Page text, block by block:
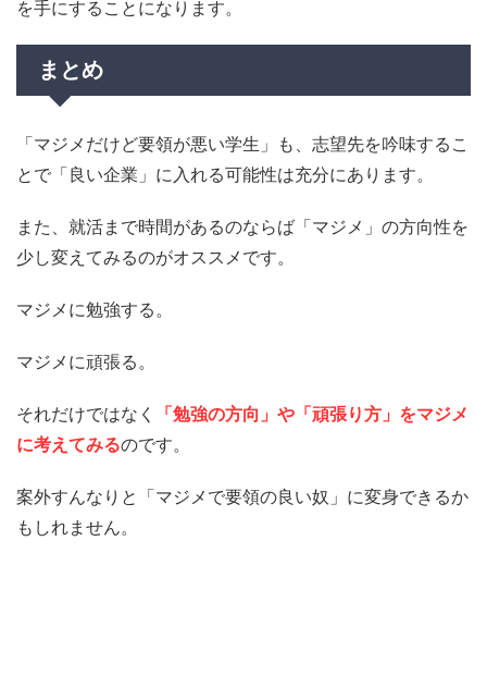
を手にすることになります。
まとめ
「マジメだけど要領が悪い学生」も、志望先を吟味するこ
とで「良い企業」に入れる可能性は充分にあります。
また、就活まで時間があるのならば「マジメ」の方向性を
少し変えてみるのがオススメです。
マジメに勉強する。
マジメに頑張る。
それだけではなく
「勉強の方向」や「頑張り方」をマジメ
に考えてみるのです。
案外すんなりと「マジメで要領の良い奴」に変身できるか
もしれません。